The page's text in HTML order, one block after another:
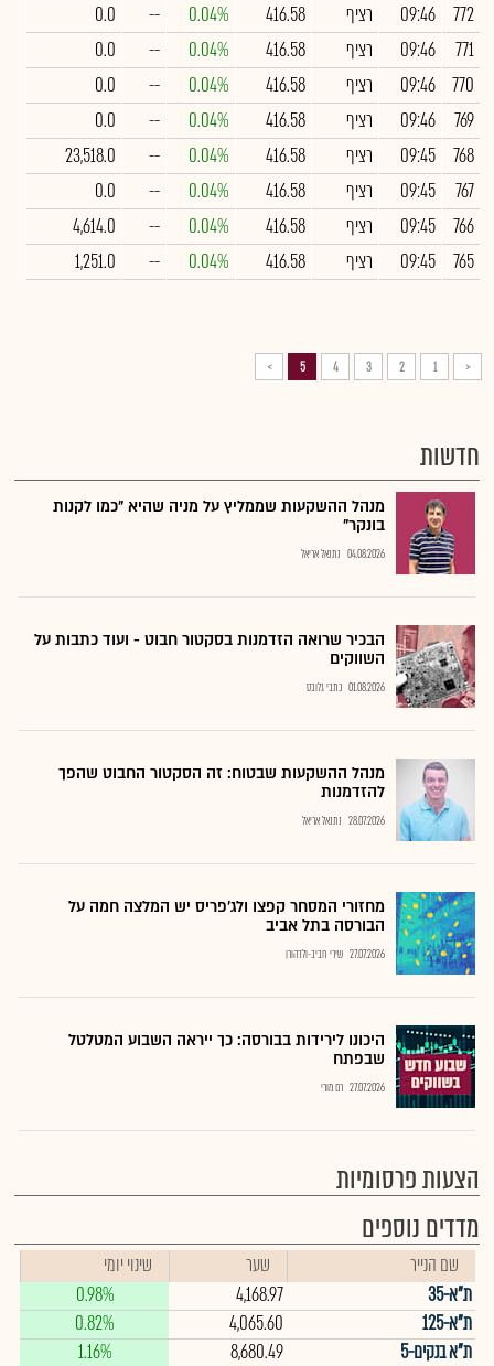
772
09:46 רציף 416.58
0.04%
--
0.0
771
09:46 רציף 416.58
0.04%
--
0.0
770
09:46 רציף 416.58
0.04%
--
0.0
769
09:46 רציף 416.58
0.04%
--
0.0
768
09:45 רציף 416.58
0.04%
--
23,518.0
767
09:45 רציף 416.58
0.04%
--
0.0
766
09:45 רציף 416.58
0.04%
--
4,614.0
765
09:45 רציף 416.58
0.04%
--
1,251.0
<
1
2
3
4
5
>
חדשות
מנהל ההשקעות שממליץ על מניה שהיא "כמו לקנות
בונקר"
04.08.2026 נתנאל אריאל
הבכיר שרואה הזדמנות בסקטור חבוט - ועוד כתבות על
השווקים
01.08.2026 כתבי גלובס
מנהל ההשקעות שבטוח: זה הסקטור החבוט שהפך
להזדמנות
28.07.2026 נתנאל אריאל
מחזורי המסחר קפצו ולג'פריס יש המלצה חמה על
הבורסה בתל אביב
27.07.2026 שירי חביב-ולדהורן
היכונו לירידות בבורסה: כך ייראה השבוע המטלטל
שבפתח
27.07.2026 רם מורי
הצעות פרסומיות
מדדים נוספים
שם הנייר שער
שינוי יומי
ת"א-35
4,168.97
0.98%
ת"א-125
4,065.60
0.82%
ת"א בנקים-5
8,680.49
1.16%